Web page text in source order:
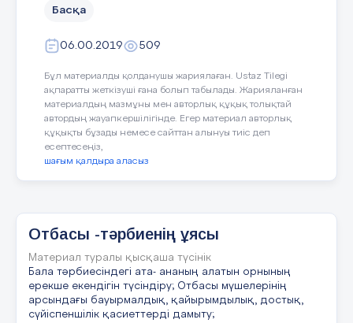
Үстел үстінде кірпіштер жатыр. Соларды
алып үй саласыздар,бірақ салғанда жай
салмайсызадар, артында тапсырмалар
жазылады соны орындай отырып үй
құрамыз.Ойлануға бір - екі минут
беріледі.
Ойын тапсырмалары;
1.
«Парасатты» кірпіші
плюс және минус жағын үш сөз арқылы
жеткізу, жазу, айту.
2.«Достық» кірпіші
«Үй» деген сөзді қалай түсінесіз?
Басқа
06.00.2019 509
Бұл материалды қолданушы жариялаған. Ustaz Tilegi
ақпаратты жеткізуші ғана болып табылады. Жарияланған
материалдың мазмұны мен авторлық құқық толықтай
автордың жауапкершілігінде. Егер материал авторлық
құқықты бұзады немесе сайттан алынуы тиіс деп
есептесеңіз,
шағым қалдыра аласыз
Отбасы -тәрбиенің ұясы
Материал туралы қысқаша түсінік
Бала тәрбиесіндегі ата- ананың алатын орнының
ерекше екендігін түсіндіру; Отбасы мүшелерінің
арсындағы бауырмалдық, қайырымдылық, достық,
сүйіспеншілік қасиеттерді дамыту;